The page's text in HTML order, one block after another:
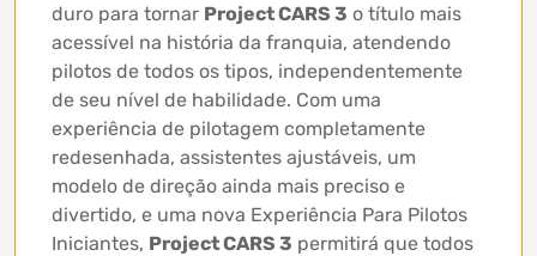
duro para tornar Project CARS 3 o título mais
acessível na história da franquia, atendendo
pilotos de todos os tipos, independentemente
de seu nível de habilidade. Com uma
experiência de pilotagem completamente
redesenhada, assistentes ajustáveis, um
modelo de direção ainda mais preciso e
divertido, e uma nova Experiência Para Pilotos
Iniciantes, Project CARS 3 permitirá que todos